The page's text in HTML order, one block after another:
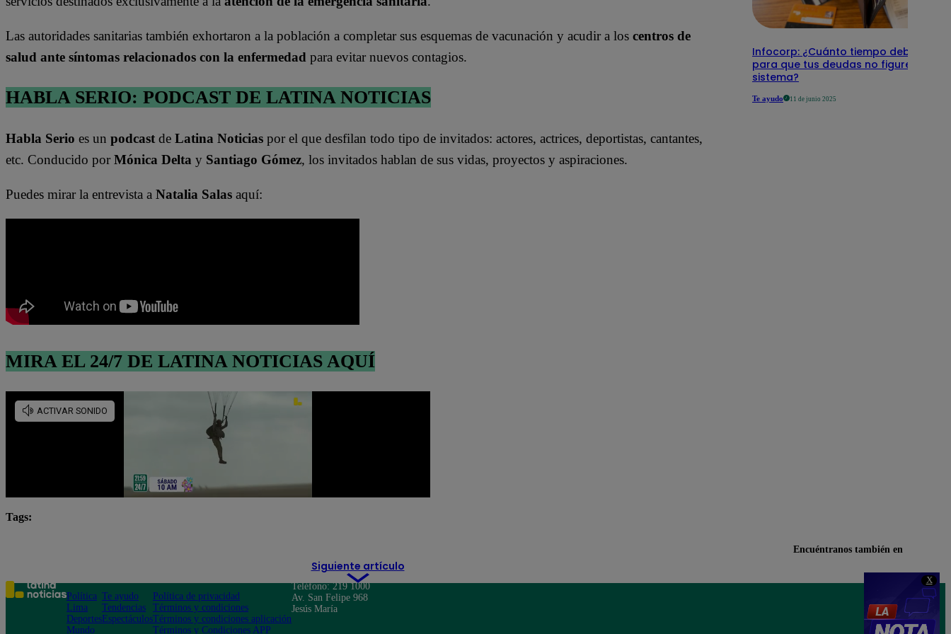
X
Las autoridades sanitarias también exhortaron a la población a completar sus esquemas de vacunación y acudir a los centros de
salud ante síntomas relacionados con la enfermedad para evitar nuevos contagios.
HABLA SERIO: PODCAST DE LATINA NOTICIAS
Habla Serio es un podcast de Latina Noticias por el que desfilan todo tipo de invitados: actores, actrices, deportistas, cantantes,
etc. Conducido por Mónica Delta y Santiago Gómez, los invitados hablan de sus vidas, proyectos y aspiraciones.
Puedes mirar la entrevista a Natalia Salas aquí:
MIRA EL 24/7 DE LATINA NOTICIAS AQUÍ
Tags:
Siguiente artículo
Infocorp: ¿Cuánto tiempo debe pasar
para que tus deudas no figuren en su
sistema?
Te ayudo 11 de junio 2025
Encuéntranos también en
Política
Lima
Deportes
Mundo
Te ayudo
Tendencias
Espectáculos
Política de privacidad
Términos y condiciones
Términos y condiciones aplicación
Términos y Condiciones APP
Teléfono: 219 1000
Av. San Felipe 968
Jesús María